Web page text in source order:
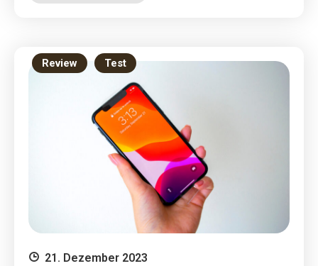
Review Test
21. Dezember 2023